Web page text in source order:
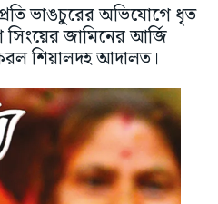
ভাঙচুরের অভিযোগে ধৃত
জামিনের আর্জি
শিয়ালদহ আদালত।